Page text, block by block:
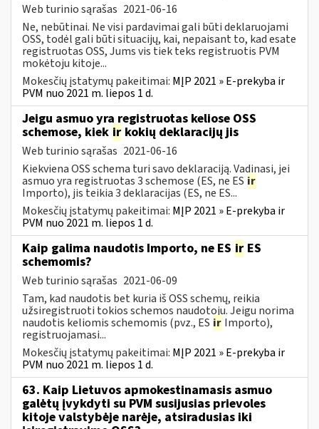
Web turinio sąrašas 2021-06-16
Ne, nebūtinai. Ne visi pardavimai gali būti deklaruojami
OSS, todėl gali būti situacijų, kai, nepaisant to, kad esate
registruotas OSS, Jums vis tiek teks registruotis PVM
mokėtoju kitoje...
Mokesčių įstatymų pakeitimai: MĮP 2021 » E-prekyba ir
PVM nuo 2021 m. liepos 1 d.
Jeigu asmuo yra registruotas keliose OSS
schemose, kiek ir kokių deklaracijų jis
Web turinio sąrašas 2021-06-16
Kiekviena OSS schema turi savo deklaraciją. Vadinasi, jei
asmuo yra registruotas 3 schemose (ES, ne ES ir
Importo), jis teikia 3 deklaracijas (ES, ne ES...
Mokesčių įstatymų pakeitimai: MĮP 2021 » E-prekyba ir
PVM nuo 2021 m. liepos 1 d.
Kaip galima naudotis Importo, ne ES ir ES
schemomis?
Web turinio sąrašas 2021-06-09
Tam, kad naudotis bet kuria iš OSS schemų, reikia
užsiregistruoti tokios schemos naudotoju. Jeigu norima
naudotis keliomis schemomis (pvz., ES ir Importo),
registruojamasi...
Mokesčių įstatymų pakeitimai: MĮP 2021 » E-prekyba ir
PVM nuo 2021 m. liepos 1 d.
63. Kaip Lietuvos apmokestinamasis asmuo
galėtų įvykdyti su PVM susijusias prievoles
kitoje valstybėje narėje, atsiradusias iki